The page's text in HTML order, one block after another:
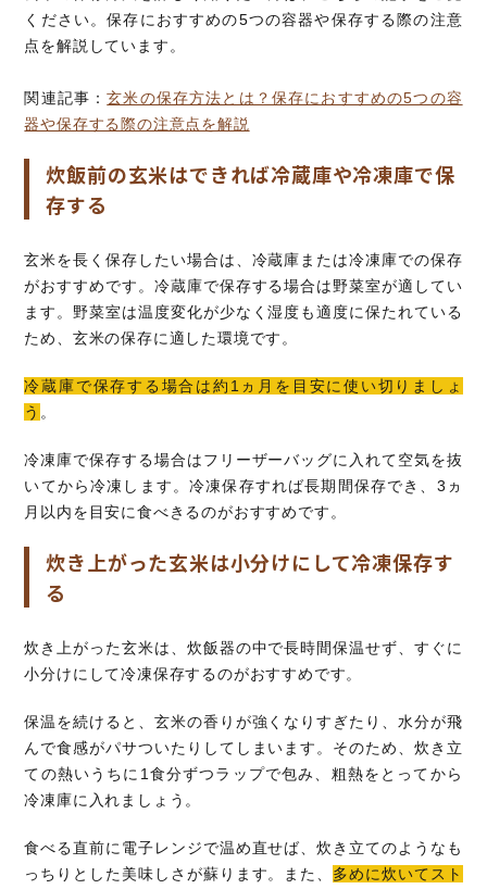
ください。保存におすすめの5つの容器や保存する際の注意
点を解説しています。
関連記事：玄米の保存方法とは？保存におすすめの5つの容
器や保存する際の注意点を解説
炊飯前の玄米はできれば冷蔵庫や冷凍庫で保
存する
玄米を長く保存したい場合は、冷蔵庫または冷凍庫での保存
がおすすめです。冷蔵庫で保存する場合は野菜室が適してい
ます。野菜室は温度変化が少なく湿度も適度に保たれている
ため、玄米の保存に適した環境です。
冷蔵庫で保存する場合は約1ヵ月を目安に使い切りましょ
う 。
冷凍庫で保存する場合はフリーザーバッグに入れて空気を抜
いてから冷凍します。冷凍保存すれば長期間保存でき、3ヵ
月以内を目安に食べきるのがおすすめです。
炊き上がった玄米は小分けにして冷凍保存す
る
炊き上がった玄米は、炊飯器の中で長時間保温せず、すぐに
小分けにして冷凍保存するのがおすすめです。
保温を続けると、玄米の香りが強くなりすぎたり、水分が飛
んで食感がパサついたりしてしまいます。そのため、炊き立
ての熱いうちに1食分ずつラップで包み、粗熱をとってから
冷凍庫に入れましょう。
食べる直前に電子レンジで温め直せば、炊き立てのようなも
っちりとした美味しさが蘇ります。また、 多めに炊いてスト